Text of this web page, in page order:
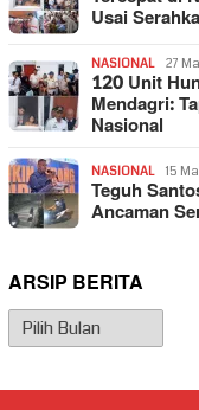
Usai
NASIONAL 27
120 Unit
Mendagri:
Nasional
NASIONAL 15
Teguh
Ancaman
ARSIP BERITA
Arsip
Berita